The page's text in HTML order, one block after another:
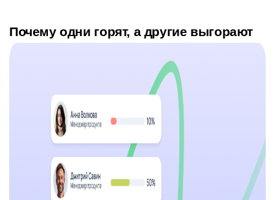
Почему одни горят, а другие выгорают